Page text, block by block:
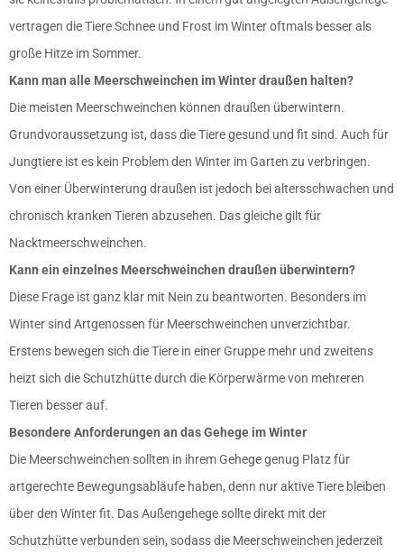
vertragen die Tiere Schnee und Frost im Winter oftmals besser als
große Hitze im Sommer.
Kann man alle Meerschweinchen im Winter draußen halten?
Die meisten Meerschweinchen können draußen überwintern.
Grundvoraussetzung ist, dass die Tiere gesund und fit sind. Auch für
Jungtiere ist es kein Problem den Winter im Garten zu verbringen.
Von einer Überwinterung draußen ist jedoch bei altersschwachen und
chronisch kranken Tieren abzusehen. Das gleiche gilt für
Nacktmeerschweinchen.
Kann ein einzelnes Meerschweinchen draußen überwintern?
Diese Frage ist ganz klar mit Nein zu beantworten. Besonders im
Winter sind Artgenossen für Meerschweinchen unverzichtbar.
Erstens bewegen sich die Tiere in einer Gruppe mehr und zweitens
heizt sich die Schutzhütte durch die Körperwärme von mehreren
Tieren besser auf.
Besondere Anforderungen an das Gehege im Winter
Die Meerschweinchen sollten in ihrem Gehege genug Platz für
artgerechte Bewegungsabläufe haben, denn nur aktive Tiere bleiben
über den Winter fit. Das Außengehege sollte direkt mit der
Schutzhütte verbunden sein, sodass die Meerschweinchen jederzeit